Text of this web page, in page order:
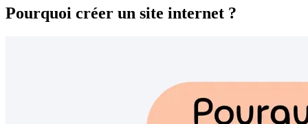
Pourquoi créer un site internet ?